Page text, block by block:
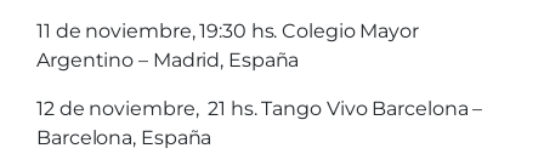
11 de noviembre, 19:30 hs. Colegio Mayor
Argentino – Madrid, España
12 de noviembre, 21 hs. Tango Vivo Barcelona –
Barcelona, España